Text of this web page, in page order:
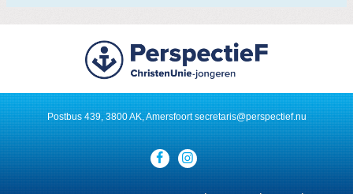
Postbus 439, 3800 AK, Amersfoortsecretaris@perspectief.nu